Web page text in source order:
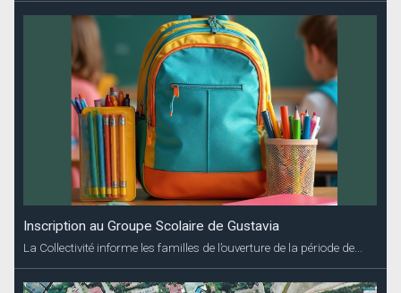
Inscription au Groupe Scolaire de Gustavia
La Collectivité informe les familles de l’ouverture de la période de...